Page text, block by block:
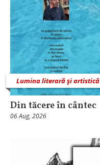
Lumina literară şi artistică
Din tăcere în cântec
06 Aug, 2026